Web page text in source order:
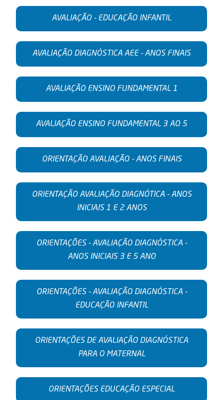
AVALIAÇÃO - EDUCAÇÃO INFANTIL
AVALIAÇÃO DIAGNÓSTICA AEE - ANOS FINAIS
AVALIAÇÃO ENSINO FUNDAMENTAL 1
AVALIAÇÃO ENSINO FUNDAMENTAL 3 AO 5
ORIENTAÇÃO AVALIAÇÃO - ANOS FINAIS
ORIENTAÇÃO AVALIAÇÃO DIAGNÓTICA - ANOS
INICIAIS 1 E 2 ANOS
ORIENTAÇÕES - AVALIAÇÃO DIAGNÓSTICA -
ANOS INICIAIS 3 E 5 ANO
ORIENTAÇÕES - AVALIAÇÃO DIAGNÓSTICA -
EDUCAÇÃO INFANTIL
ORIENTAÇÕES DE AVALIAÇÃO DIAGNÓSTICA
PARA O MATERNAL
ORIENTAÇÕES EDUCAÇÃO ESPECIAL